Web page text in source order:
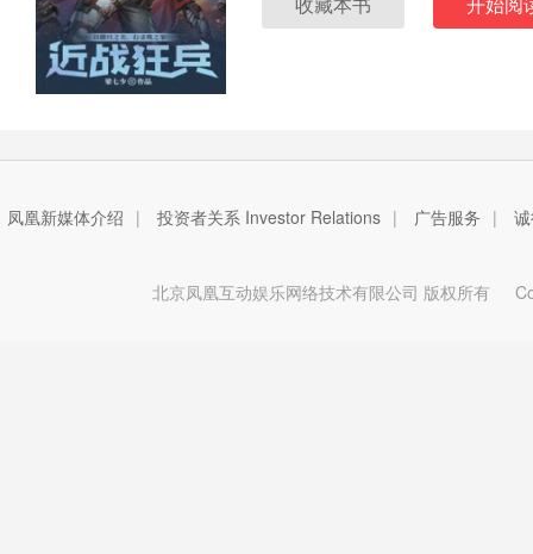
凤凰新媒体介绍 | 投资者关系 Investor Relations | 广告服务 |
北京凤凰互动娱乐网络技术有限公司 版权所有